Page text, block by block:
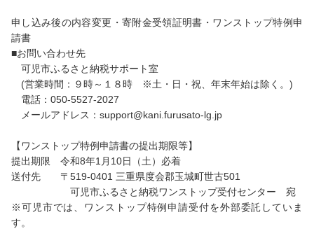
申し込み後の内容変更・寄附金受領証明書・ワンストップ特例申
請書
■お問い合わせ先
可児市ふるさと納税サポート室
(営業時間：９時～１８時 ※土・日・祝、年末年始は除く。)
電話：050-5527-2027
メールアドレス：support@kani.furusato-lg.jp
【ワンストップ特例申請書の提出期限等】
提出期限 令和8年1月10日（土）必着
送付先 〒519-0401 三重県度会郡玉城町世古501
可児市ふるさと納税ワンストップ受付センター 宛
※可児市では、ワンストップ特例申請受付を外部委託していま
す。